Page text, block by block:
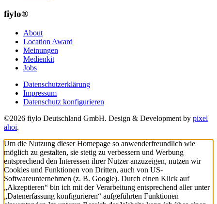
fiylo®
About
Location Award
Meinungen
Medienkit
Jobs
Datenschutzerklärung
Impressum
Datenschutz konfigurieren
©2026 fiylo Deutschland GmbH. Design & Development by pixel
ahoi.
Um die Nutzung dieser Homepage so anwenderfreundlich wie
möglich zu gestalten, sie stetig zu verbessern und Werbung
entsprechend den Interessen ihrer Nutzer anzuzeigen, nutzen wir
Cookies und Funktionen von Dritten, auch von US-
Softwareunternehmen (z. B. Google). Durch einen Klick auf
„Akzeptieren“ bin ich mit der Verarbeitung entsprechend aller unter
„Datenerfassung konfigurieren“ aufgeführten Funktionen